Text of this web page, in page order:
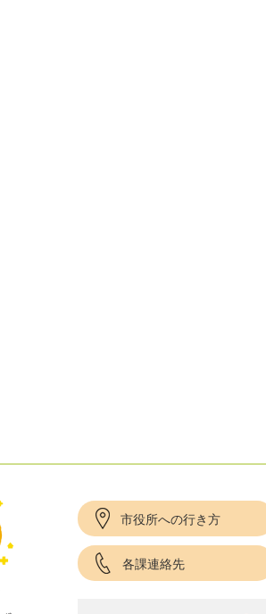
市役所への行き方
各課連絡先